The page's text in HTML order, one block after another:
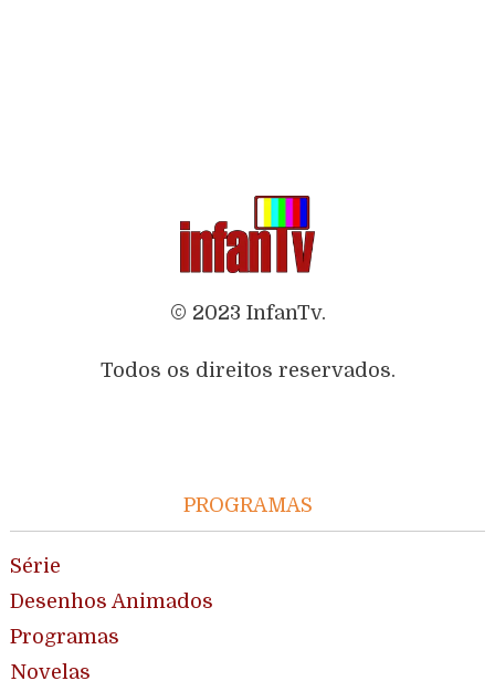
© 2023 InfanTv.
Todos os direitos reservados.
PROGRAMAS
Série
Desenhos Animados
Programas
Novelas